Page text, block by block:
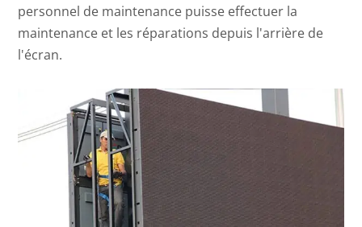
personnel de maintenance puisse effectuer la
maintenance et les réparations depuis l'arrière de
l'écran.